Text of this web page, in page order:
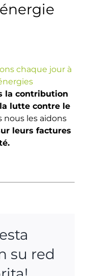
chaque jour à
la contribution
lutte contre le
nous les aidons
leurs factures
su red